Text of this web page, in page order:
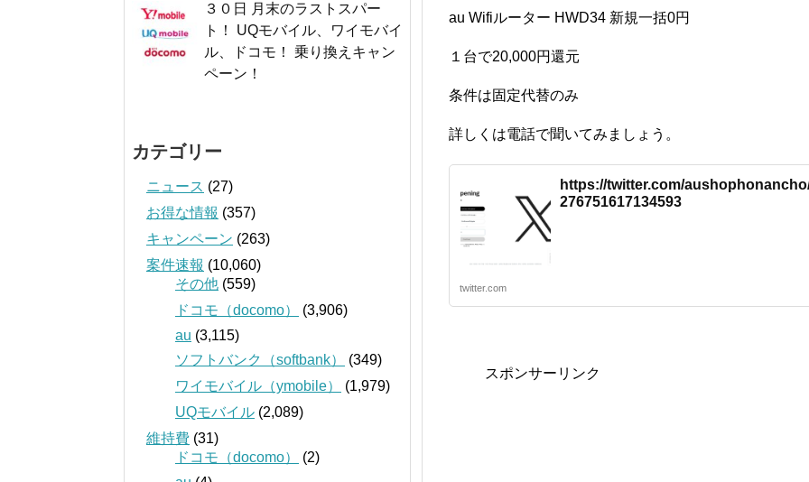
au Wifiルーター HWD34 新規一括0円
１台で20,000円還元
条件は固定代替のみ
詳しくは電話で聞いてみましょう。
https://twitter.com/
276751617134593
twitter.com
スポンサーリンク
３０日 月末のラストスパー
ト！ UQモバイル、ワイモバイ
ル、ドコモ！ 乗り換えキャン
ペーン！
カテゴリー
ニュース (27)
お得な情報 (357)
キャンペーン (263)
案件速報 (10,060)
その他 (559)
ドコモ（docomo）
(3,906)
au (3,115)
ソフトバンク（softbank）
(349)
ワイモバイル（ymobile）
(1,979)
UQモバイル (2,089)
維持費 (31)
ドコモ（docomo）
(2)